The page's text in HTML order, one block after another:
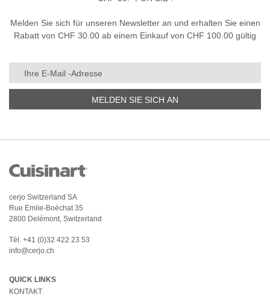
Melden Sie sich für unseren Newsletter an und erhalten Sie einen
Rabatt von CHF 30.00 ab einem Einkauf von CHF 100.00 gültig
MELDEN SIE SICH AN
cerjo Switzerland SA
Rue Emile-Boéchat 35
2800 Delémont, Switzerland
Tél. +41 (0)32 422 23 53
info@cerjo.ch
QUICK LINKS
KONTAKT